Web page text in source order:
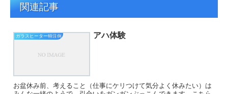
関連記事
ガラスヒーター特注例 アハ体験
お盆休み前、考えること（仕事にケリつけて気分よく休みたい）は